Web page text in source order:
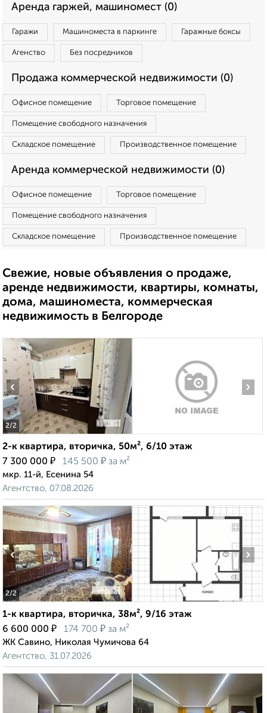
Аренда гаржей, машиномест (0)
Гаражи Машиноместа в паркинге Гаражные боксы
Агенство Без посредников
Продажа коммерческой недвижимости (0)
Офисное помещение Торговое помещение
Помещение свободного назначения
Складское помещение Производственное помещение
Аренда коммерческой недвижимости (0)
Офисное помещение Торговое помещение
Помещение свободного назначения
Складское помещение Производственное помещение
Свежие, новые объявления о продаже,
аренде недвижимости, квартиры, комнаты,
дома, машиноместа, коммерческая
недвижимость в Белгороде
2/2
‹ ›
2-к квартира, вторичка, 50м², 6/10 этаж
7 300 000 ₽ 145 500 ₽ за м²
мкр. 11-й, Есенина 54
Агентство, 07.08.2026
2/2
‹ ›
1-к квартира, вторичка, 38м², 9/16 этаж
6 600 000 ₽ 174 700 ₽ за м²
ЖК Савино, Николая Чумичова 64
Агентство, 31.07.2026